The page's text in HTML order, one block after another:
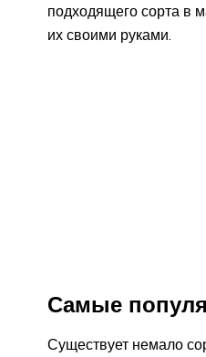
подходящего сорта в
их своими руками.
Самые
Существует немало